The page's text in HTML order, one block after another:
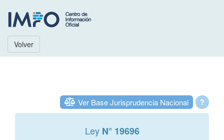
Volver
?
Ver Base Jurisprudencia Nacional
Ley N° 19696